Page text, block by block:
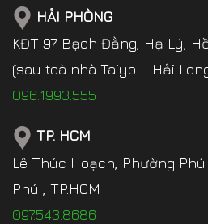
HẢI PHÒNG
KĐT 97 Bạch Đằng, Hạ Lý,
(sau toà nhà Taiyo – Hải
096.1993.555
TP. HCM
Lê Thúc Hoạch, Phường
Phú , TP.HCM
097.543.8686